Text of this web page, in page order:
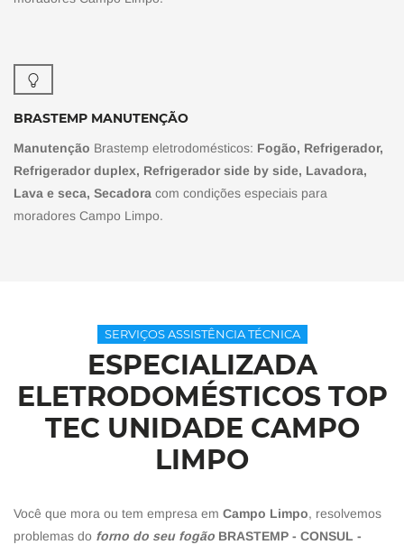
BRASTEMP MANUTENÇÃO
Manutenção Brastemp eletrodomésticos: Fogão, Refrigerador,
Refrigerador duplex, Refrigerador side by side, Lavadora,
Lava e seca, Secadora com condições especiais para
moradores Campo Limpo.
SERVIÇOS ASSISTÊNCIA TÉCNICA
ESPECIALIZADA
ELETRODOMÉSTICOS TOP
TEC UNIDADE CAMPO
LIMPO
Você que mora ou tem empresa em Campo Limpo, resolvemos
problemas do forno do seu fogão BRASTEMP - CONSUL -